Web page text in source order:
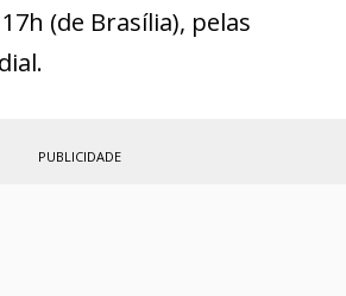
(de Brasília), pelas
PUBLICIDADE